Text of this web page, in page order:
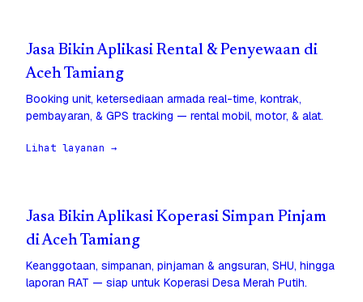
Jasa Bikin Aplikasi Rental & Penyewaan di
Aceh Tamiang
Booking unit, ketersediaan armada real-time, kontrak,
pembayaran, & GPS tracking — rental mobil, motor, & alat.
Lihat layanan →
Jasa Bikin Aplikasi Koperasi Simpan Pinjam
di Aceh Tamiang
Keanggotaan, simpanan, pinjaman & angsuran, SHU, hingga
laporan RAT — siap untuk Koperasi Desa Merah Putih.